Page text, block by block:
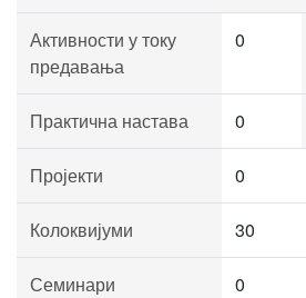
Активности у току
предавања
0
Практична настава 0
Пројекти 0
Колоквијуми 30
Семинари 0